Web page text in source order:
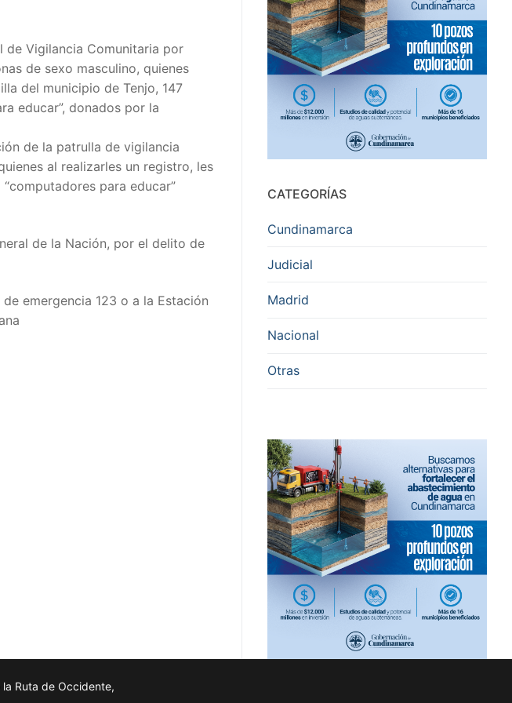
de Vigilancia Comunitaria por
de sexo masculino, quienes
del municipio de Tenjo, 147
educar”, donados por la
de la patrulla de vigilancia
al realizarles un registro, les
para educar”
de la Nación, por el delito de
emergencia 123 o a la Estación
CATEGORÍAS
Cundinamarca
Judicial
Madrid
Nacional
Otras
Ruta de Occidente,